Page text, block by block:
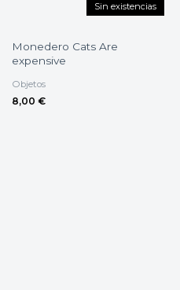
Sin existencias
Monedero Cats Are
expensive
Objetos
8,00 €